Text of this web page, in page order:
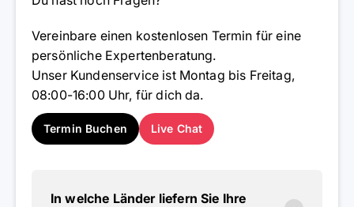
Vereinbare einen kostenlosen Termin für eine
persönliche Expertenberatung.
Unser Kundenservice ist Montag bis Freitag,
08:00-16:00 Uhr, für dich da.
Termin Buchen Live Chat
In welche Länder liefern Sie Ihre